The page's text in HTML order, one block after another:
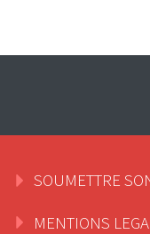
SOUMETTRE
MENTIONS